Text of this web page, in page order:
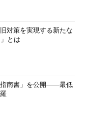
対策を実現する新たな
とは
指南書」を公開――最低